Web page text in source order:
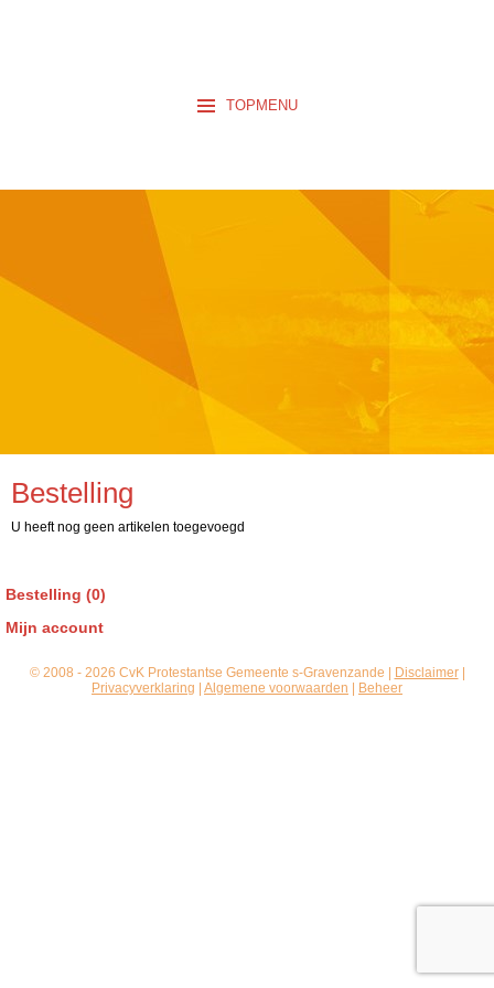
TOPMENU
Bestelling
U heeft nog geen artikelen toegevoegd
Bestelling (0)
Mijn account
© 2008 - 2026 CvK Protestantse Gemeente s-Gravenzande | Disclaimer|
Privacyverklaring | Algemene voorwaarden | Beheer